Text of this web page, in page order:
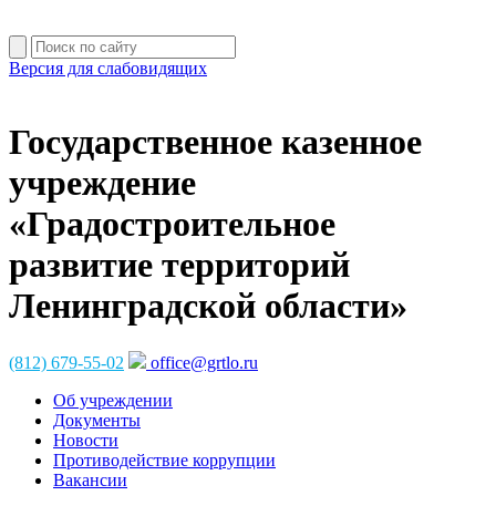
Версия для слабовидящих
Государственное казенное
учреждение
«Градостроительное
развитие территорий
Ленинградской области»
(812) 679-55-02
office@grtlo.ru
Об учреждении
Документы
Новости
Противодействие коррупции
Вакансии